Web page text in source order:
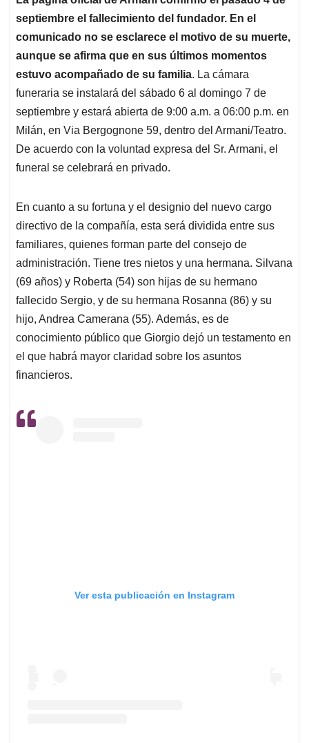
septiembre el fallecimiento del fundador. En el
comunicado no se esclarece el motivo de su muerte,
aunque se afirma que en sus últimos momentos
estuvo acompañado de su familia. La cámara
funeraria se instalará del sábado 6 al domingo 7 de
septiembre y estará abierta de 9:00 a.m. a 06:00 p.m. en
Milán, en Via Bergognone 59, dentro del Armani/Teatro.
De acuerdo con la voluntad expresa del Sr. Armani, el
funeral se celebrará en privado.
En cuanto a su fortuna y el designio del nuevo cargo
directivo de la compañía, esta será dividida entre sus
familiares, quienes forman parte del consejo de
administración. Tiene tres nietos y una hermana. Silvana
(69 años) y Roberta (54) son hijas de su hermano
fallecido Sergio, y de su hermana Rosanna (86) y su
hijo, Andrea Camerana (55). Además, es de
conocimiento público que Giorgio dejó un testamento en
el que habrá mayor claridad sobre los asuntos
financieros.
Ver esta publicación en Instagram